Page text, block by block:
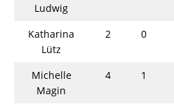
Ludwig
Katharina
Lütz
2 0
Michelle
Magin
4 1